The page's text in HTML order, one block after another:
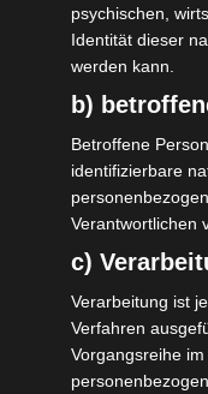
der OctoGate
Dashboard Ihrer
Bedürfnissen frei
Video-
Player
Media error:
Datei herunterladen:
psychischen,
Identität dieser
werden kann.
b)
Betroffene
identifizierbare
Verantwortlichen
c)
Verarbeitung ist
Verfahren
Vorgangsreihe